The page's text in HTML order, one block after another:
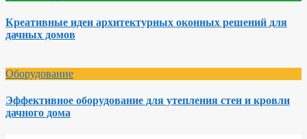
Креативные идеи архитектурных оконных решений для
дачных домов
Оборудование
Эффективное оборудование для утепления стен и кровли
дачного дома